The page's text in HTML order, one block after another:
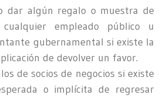
dar algún regalo o muestra de
empleado público u
gubernamental si existe la
de devolver un favor.
de socios de negocios si existe
o implícita de regresar